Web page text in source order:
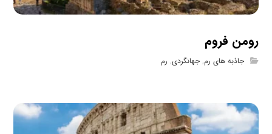
رومن فروم
جاذبه های رم,جهانگردی, رم